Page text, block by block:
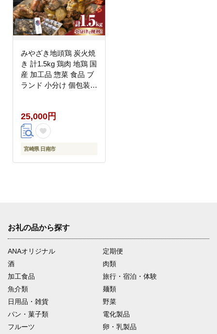
みやざき地頭鶏 炭火焼
き 計1.5kg 鶏肉 地鶏 国
産 加工品 惣菜 食品 ブ
ランド 小分け 個包装
つまみ 晩ご飯 簡単調理
レンチン お取り寄せ グ
ルメ 名物 ご当地 宮崎
県 日南市 送料無料 お
25,000円
宮崎県 日南市
お礼の品から探す
ANAオリジナル
定期便
酒
肉類
加工食品
旅行・宿泊・体験
魚介類
麺類
日用品・雑貨
野菜
パン・菓子類
電化製品
フルーツ
卵・乳製品